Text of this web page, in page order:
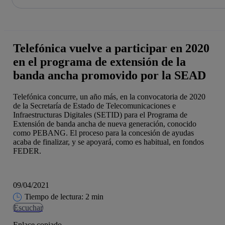
Telefónica vuelve a participar en 2020
en el programa de extensión de la
banda ancha promovido por la SEAD
Telefónica concurre, un año más, en la convocatoria de 2020
de la Secretaría de Estado de Telecomunicaciones e
Infraestructuras Digitales (SETID) para el Programa de
Extensión de banda ancha de nueva generación, conocido
como PEBANG. El proceso para la concesión de ayudas
acaba de finalizar, y se apoyará, como es habitual, en fondos
FEDER.
09/04/2021
Tiempo de lectura: 2 min
Escuchar